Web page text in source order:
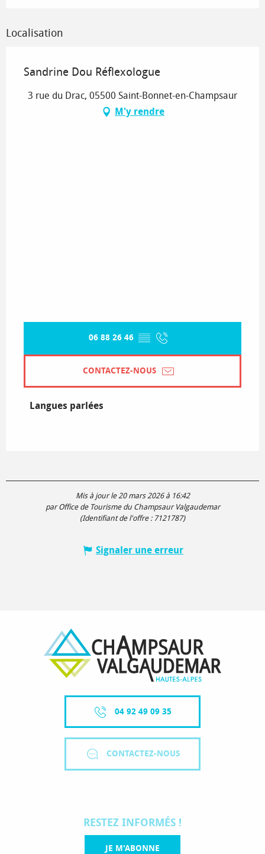
Localisation
Sandrine Dou Réflexologue
3 rue du Drac, 05500 Saint-Bonnet-en-Champsaur
M'y rendre
06 88 26 46 ▒▒
CONTACTEZ-NOUS
Langues parlées
Langues parlées
Mis à jour le 20 mars 2026 à 16:42
par Office de Tourisme du Champsaur Valgaudemar
(Identifiant de l'offre : 7121787)
Signaler une erreur
04 92 49 09 35
CONTACTEZ-NOUS
RESTEZ INFORMÉS !
JE M'ABONNE